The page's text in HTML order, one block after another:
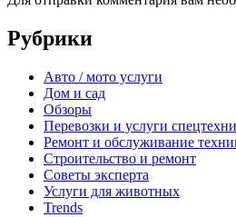
Рубрики
Авто / мото услуги
Дом и сад
Обзоры
Перевозки и услуги
Ремонт и обслуживание
Строительство и ремонт
Советы эксперта
Услуги для животных
Trends